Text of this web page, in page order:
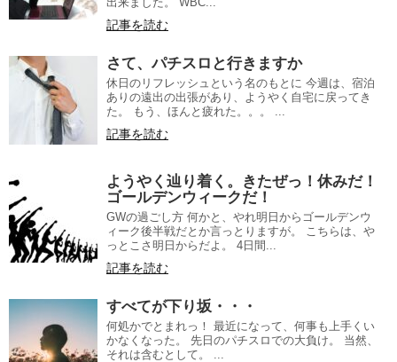
記事を読む
さて、パチスロと行きますか
休日のリフレッシュという名のもとに 今週は、宿泊
ありの遠出の出張があり、ようやく自宅に戻ってき
た。 もう、ほんと疲れた。。。 ...
記事を読む
ようやく辿り着く。きたぜっ！休みだ！
ゴールデンウィークだ！
GWの過ごし方 何かと、やれ明日からゴールデンウ
ィーク後半戦だとか言っとりますが。 こちらは、や
っとこさ明日からだよ。 4日間...
記事を読む
すべてが下り坂・・・
何処かでとまれっ！ 最近になって、何事も上手くい
かなくなった。 先日のパチスロでの大負け。 当然、
それは含むとして。 ...